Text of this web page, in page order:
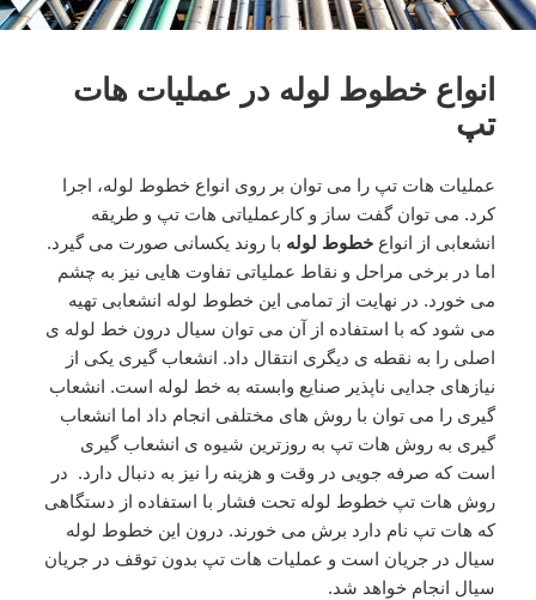
انواع خطوط لوله در عملیات هات
تپ
عملیات هات تپ را می توان بر روی انواع خطوط لوله، اجرا
کرد. می توان گفت ساز و کارعملیاتی هات تپ و طریقه
انشعابی از انواعخطوط لوله با روند یکسانی صورت می گیرد.
اما در برخی مراحل و نقاط عملیاتی تفاوت هایی نیز به چشم
می خورد. در نهایت از تمامی این خطوط لوله انشعابی تهیه
می شود که با استفاده از آن می توان سیال درون خط لوله ی
اصلی را به نقطه ی دیگری انتقال داد. انشعاب گیری یکی از
نیازهای جدایی ناپذیر صنایع وابسته به خط لوله است. انشعاب
گیری را می توان با روش های مختلفی انجام داد اما انشعاب
گیری به روش هات تپ به روزترین شیوه ی انشعاب گیری
است که صرفه جویی در وقت و هزینه را نیز به دنبال دارد. در
روش هات تپ خطوط لوله تحت فشار با استفاده از دستگاهی
که هات تپ نام دارد برش می خورند. درون این خطوط لوله
سیال در جریان است و عملیات هات تپ بدون توقف در جریان
سیال انجام خواهد شد.